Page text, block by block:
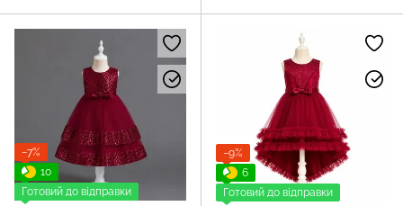
−7%
10
Готовий до відправки
−9%
6
Готовий до відправки